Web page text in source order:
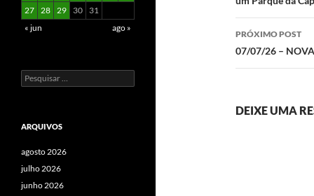
posts
PRÓXIMO POST
07/07/26 –
DEIXE UMA
27 28 29 30
31
« jun
ago »
Pesquisar
por:
ARQUIVOS
agosto 2026
julho 2026
junho 2026